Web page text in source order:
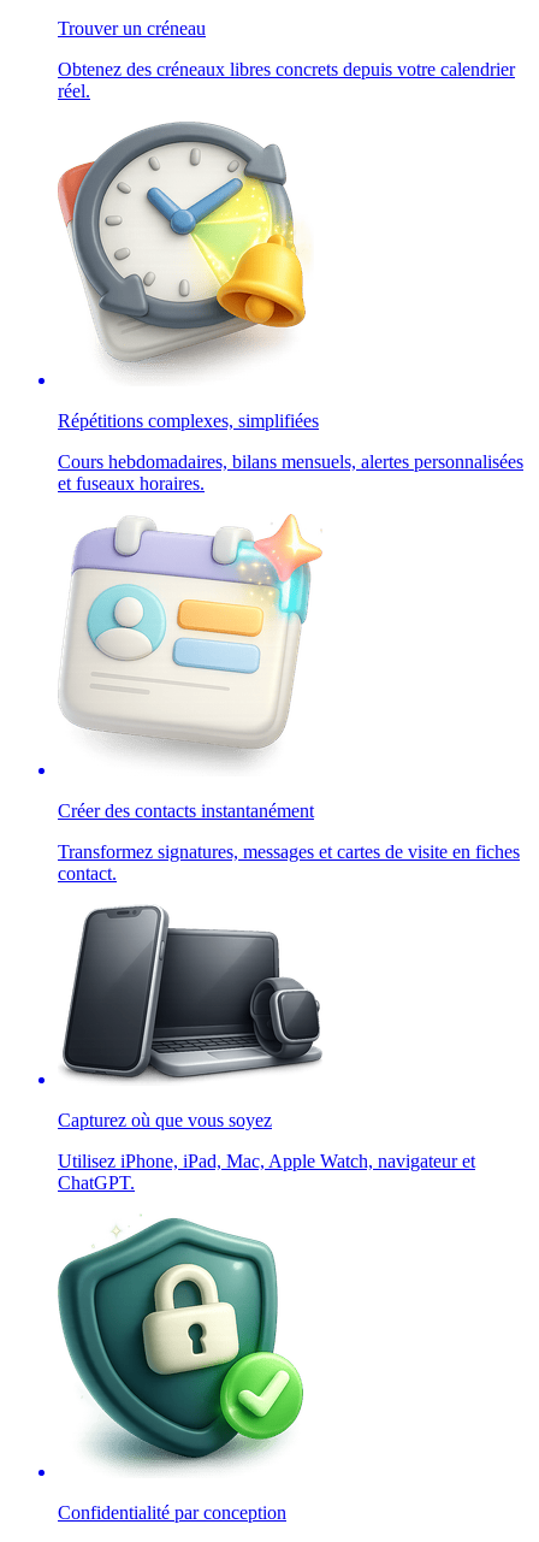
Trouver un créneau
Obtenez des créneaux libres concrets depuis votre calendrier
réel.
Répétitions complexes, simplifiées
Cours hebdomadaires, bilans mensuels, alertes personnalisées
et fuseaux horaires.
Créer des contacts instantanément
Transformez signatures, messages et cartes de visite en fiches
contact.
Capturez où que vous soyez
Utilisez iPhone, iPad, Mac, Apple Watch, navigateur et
ChatGPT.
Confidentialité par conception